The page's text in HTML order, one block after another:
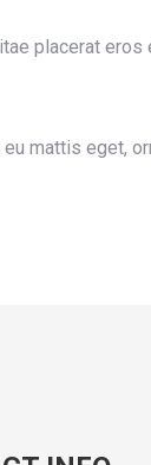
placerat eros
mattis eget,